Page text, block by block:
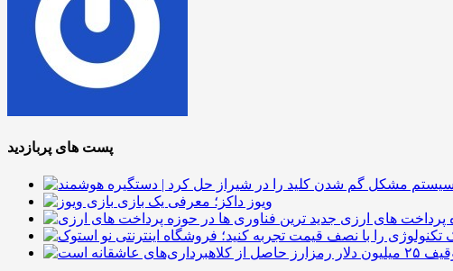
پست های پربازدید
ویوز داکز؛ معرفی یک بازی
پرداخت های ارزی